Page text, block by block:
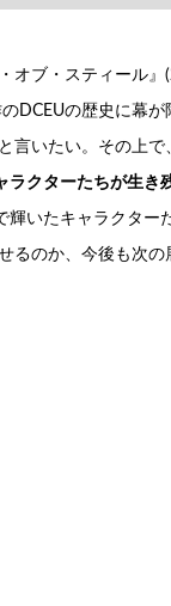
オブ・スティール』
DCEUの歴史に幕が
言いたい。その上で
ラクターたちが生き
輝いたキャラクター
るのか、今後も次の